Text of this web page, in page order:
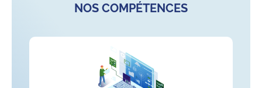
NOS COMPÉTENCES